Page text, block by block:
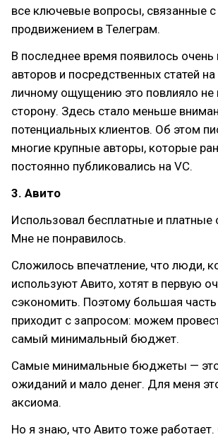
все ключевые вопросы, связанные с
продвижением в Телеграм.
В последнее время появилось очень
авторов и посредственных статей
личному ощущению это повлияло
сторону. Здесь стало меньше
потенциальных клиентов. Об этом
многие крупные авторы, которые
постоянно публиковались на VC.
3. Авито
Использовал бесплатные и платные
Мне не понравилось.
Сложилось впечатление, что люди,
используют Авито, хотят в первую
сэкономить. Поэтому большая
приходит с запросом: можем
самый минимальный бюджет.
Самые минимальные бюджеты —
ожиданий и мало денег. Для меня
аксиома.
Но я знаю, что Авито тоже